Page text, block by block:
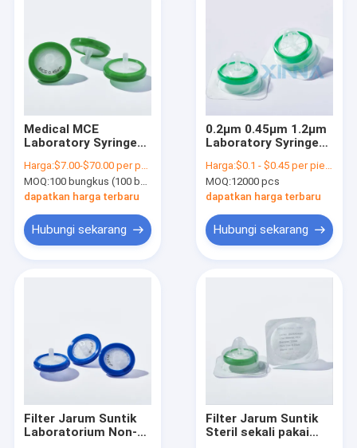
Video
Tentang kita
Wisata pabrik
Medical MCE
Laboratory Syringe
25mm 0,45 Micron
Syringe Filter
Harga:$7.00-$70.00 per pack
MOQ:100 bungkus (100 buah per bungkus)
dapatkan harga terbaru
Hubungi sekarang
0.2μm 0.45μm 1.2μm
Laboratory Syringe
Polyethersulfone
PES Syringe Filter
Harga:$0.1 - $0.45 per piece
MOQ:12000 pcs
dapatkan harga terbaru
Hubungi sekarang
Filter Jarum Suntik
Laboratorium Non-
Filter Jarum Suntik
Steril sekali pakai